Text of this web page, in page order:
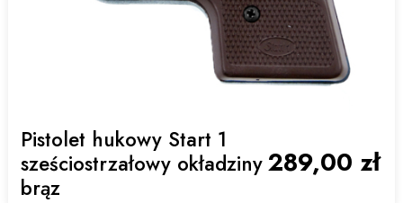
Pistolet hukowy Start 1
sześciostrzałowy okładziny
brąz
289,00 zł